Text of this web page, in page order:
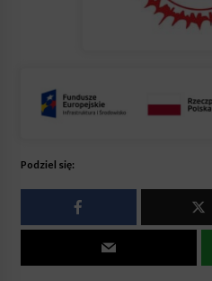
Podziel się: